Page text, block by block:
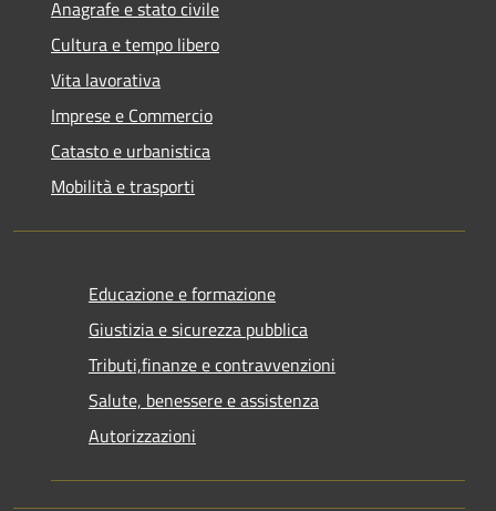
Anagrafe e stato civile
Cultura e tempo libero
Vita lavorativa
Imprese e Commercio
Catasto e urbanistica
Mobilità e trasporti
Educazione e formazione
Giustizia e sicurezza pubblica
Tributi,finanze e contravvenzioni
Salute, benessere e assistenza
Autorizzazioni